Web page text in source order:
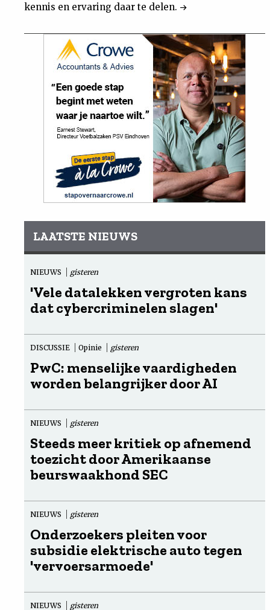
kennis en ervaring daar te delen.
LAATSTE NIEUWS
NIEUWS gisteren
'Vele datalekken vergroten kans
dat cybercriminelen slagen'
DISCUSSIE Opinie gisteren
PwC: menselijke vaardigheden
worden belangrijker door AI
NIEUWS gisteren
Steeds meer kritiek op afnemend
toezicht door Amerikaanse
beurswaakhond SEC
NIEUWS gisteren
Onderzoekers pleiten voor
subsidie elektrische auto tegen
'vervoersarmoede'
NIEUWS gisteren